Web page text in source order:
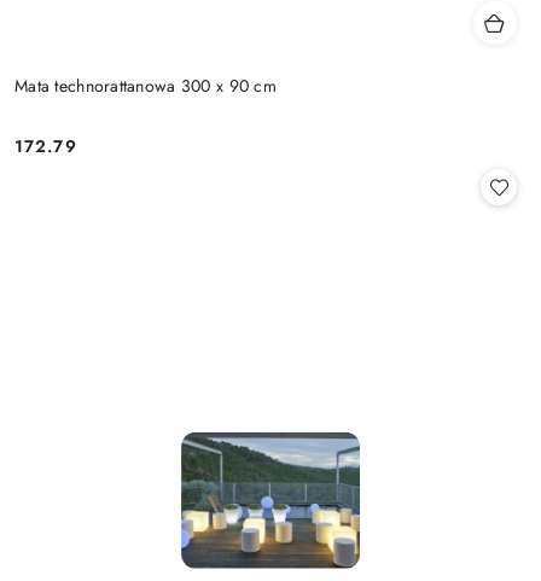
Mata technorattanowa 300 x 90 cm
Cena:
172.79